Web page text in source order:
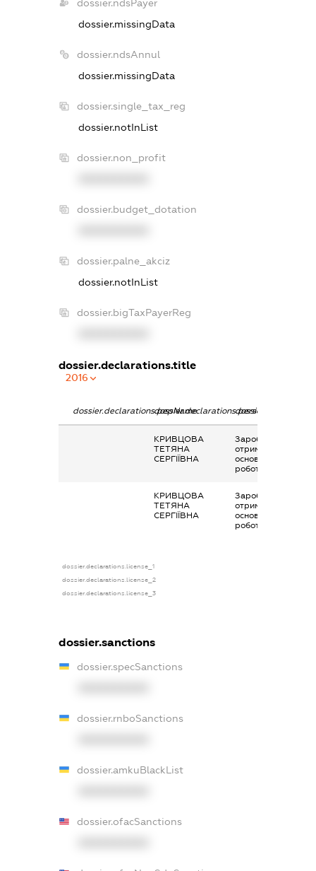
dossier.ndsPayer
dossier.missingData
dossier.ndsAnnul
dossier.missingData
dossier.single_tax_reg
dossier.notInList
dossier.non_profit
dossier.budget_dotation
dossier.palne_akciz
dossier.notInList
dossier.bigTaxPayerReg
dossier.declarations.title
2016
dossier.declarations.pepNamedossier.declarations.personName
КРИВЦОВА
ТЕТЯНА
СЕРГІЇВНА
Заробітна плата
отримана за
основним місцем
роботи
КРИВЦОВА
ТЕТЯНА
СЕРГІЇВНА
Заробітна плата
отримана за
основним місцем
роботи
dossier.declarations.license_1
dossier.declarations.license_2
dossier.declarations.license_3
dossier.sanctions
dossier.specSanctions
dossier.rnboSanctions
dossier.amkuBlackList
dossier.ofacSanctions